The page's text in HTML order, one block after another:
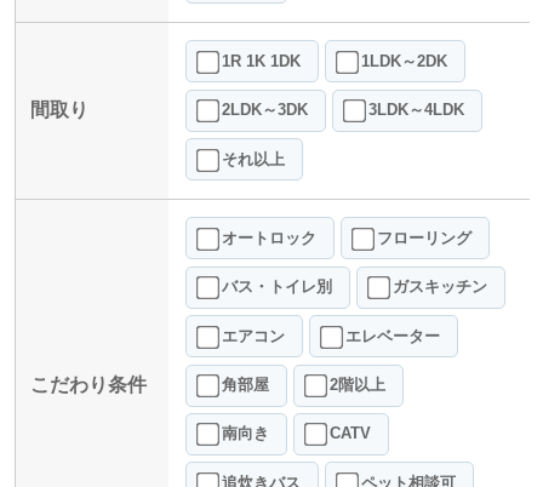
間取り
1R 1K 1DK 1LDK～2DK
2LDK～3DK 3LDK～4LDK
それ以上
こだわり条件
オートロック フローリング
バス・トイレ別 ガスキッチン
エアコン エレベーター
角部屋 2階以上
南向き CATV
追炊きバス ペット相談可